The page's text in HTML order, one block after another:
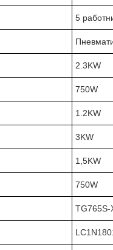
5
2.3KW
750W
1.2KW
3KW
1,5KW
750W
TG765S-